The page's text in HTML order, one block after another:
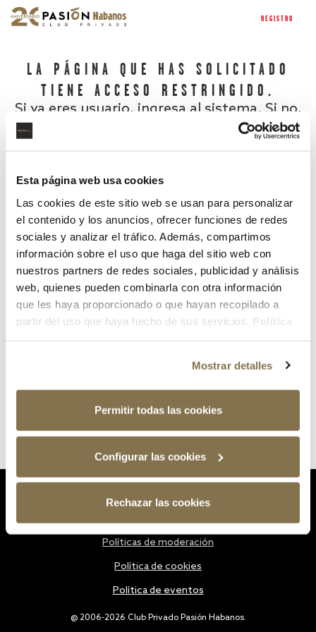
Esta página web usa cookies
Las cookies de este sitio web se usan para personalizar
el contenido y los anuncios, ofrecer funciones de redes
sociales y analizar el tráfico. Además, compartimos
información sobre el uso que haga del sitio web con
nuestros partners de redes sociales, publicidad y análisis
web, quienes pueden combinarla con otra información
que les haya proporcionado o que hayan recopilado a
partir del uso que haya hecho de sus servicios. Política
Mostrar detalles
Permitir todas las cookies
Configurar las cookies
Rechazar las cookies
REGISTRO
LA PÁGINA QUE HAS SOLICITADO
TIENE ACCESO RESTRINGIDO.
Si ya eres usuario, ingresa al sistema. Si no,
¿Has olvidado tu contraseña?
@ 2006-2026 Club Privado Pasión Habanos.
Políticas de moderación
Política de cookies
Política de eventos